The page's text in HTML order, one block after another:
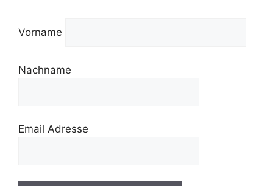
Vorname
Nachname
Email Adresse